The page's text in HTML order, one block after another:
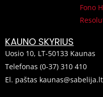
KAUNO SKYRIUS
Uosio 10, LT-50133 Kaunas
Telefonas (0-37) 310 410
El. paštas kaunas@sabelija.lt